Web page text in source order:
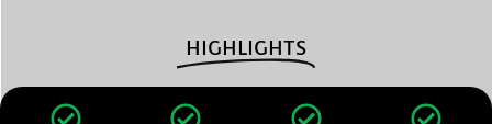
HIGHLIGHTS